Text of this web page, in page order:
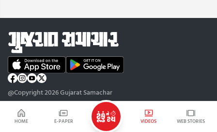
HOME E-PAPER VIDEOS WEB STORIES
@Copyright 2026 Gujarat Samachar